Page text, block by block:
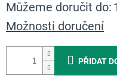
Můžeme doručit do:
Možnosti doručení
PŘIDAT